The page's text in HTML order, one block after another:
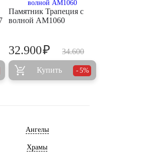
Памятник Трапеция с
волной AM1060
34.600
32.900₽
Купить 5%
Ангелы
Храмы